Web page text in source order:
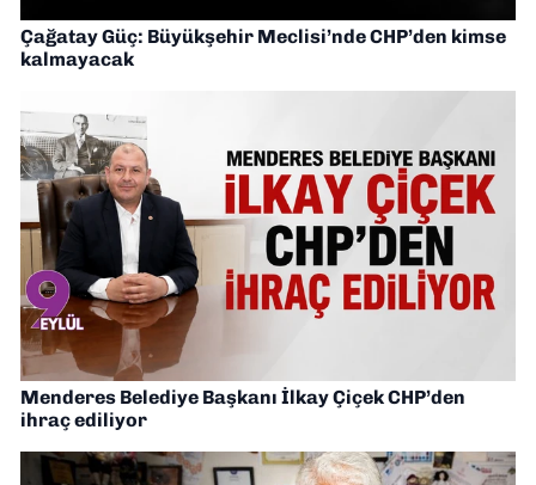
Çağatay Güç: Büyükşehir Meclisi’nde CHP’den kimse
kalmayacak
Menderes Belediye Başkanı İlkay Çiçek CHP’den
ihraç ediliyor